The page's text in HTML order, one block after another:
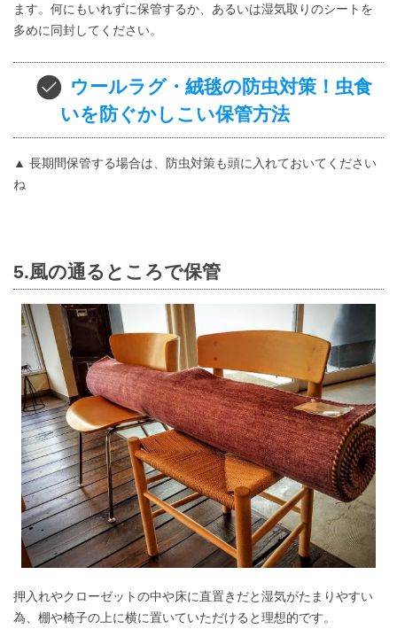
ます。何にもいれずに保管するか、あるいは湿気取りのシートを
多めに同封してください。
ウールラグ・絨毯の防虫対策！虫食
いを防ぐかしこい保管方法
▲ 長期間保管する場合は、防虫対策も頭に入れておいてください
ね
5.風の通るところで保管
押入れやクローゼットの中や床に直置きだと湿気がたまりやすい
為、棚や椅子の上に横に置いていただけると理想的です。